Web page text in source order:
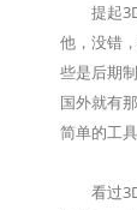
提起3D
他，没错
些是后期
国外就有
简单的工
看过3D